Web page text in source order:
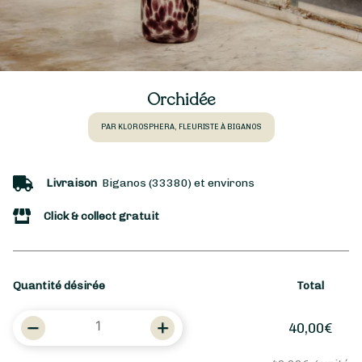
Orchidée
PAR KLOROSPHERA, FLEURISTE À BIGANOS
Livraison Biganos (33380) et environs
Click & collect gratuit
Quantité désirée
quantité
Total
40,00€